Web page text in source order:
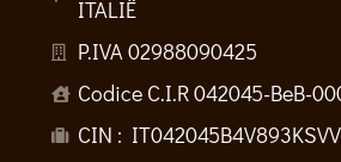
ITALIË
P.IVA 02988090425
Codice C.I.R 042045-BeB-
CIN : IT042045B4V893KSVV